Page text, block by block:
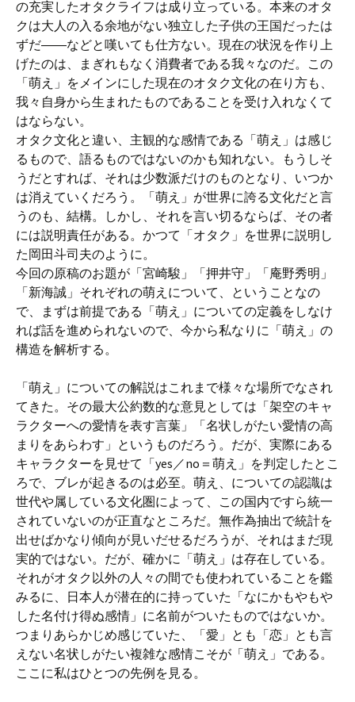
の充実したオタクライフは成り立っている。本来のオタ
クは大人の入る余地がない独立した子供の王国だったは
ずだ――などと嘆いても仕方ない。現在の状況を作り上
げたのは、まぎれもなく消費者である我々なのだ。この
「萌え」をメインにした現在のオタク文化の在り方も、
我々自身から生まれたものであることを受け入れなくて
はならない。
オタク文化と違い、主観的な感情である「萌え」は感じ
るもので、語るものではないのかも知れない。もうしそ
うだとすれば、それは少数派だけのものとなり、いつか
は消えていくだろう。「萌え」が世界に誇る文化だと言
うのも、結構。しかし、それを言い切るならば、その者
には説明責任がある。かつて「オタク」を世界に説明し
た岡田斗司夫のように。
今回の原稿のお題が「宮崎駿」「押井守」「庵野秀明」
「新海誠」それぞれの萌えについて、ということなの
で、まずは前提である「萌え」についての定義をしなけ
れば話を進められないので、今から私なりに「萌え」の
構造を解析する。
「萌え」についての解説はこれまで様々な場所でなされ
てきた。その最大公約数的な意見としては「架空のキャ
ラクターへの愛情を表す言葉」「名状しがたい愛情の高
まりをあらわす」というものだろう。だが、実際にある
キャラクターを見せて「yes／no＝萌え」を判定したとこ
ろで、ブレが起きるのは必至。萌え、についての認識は
世代や属している文化圏によって、この国内ですら統一
されていないのが正直なところだ。無作為抽出で統計を
出せばかなり傾向が見いだせるだろうが、それはまだ現
実的ではない。だが、確かに「萌え」は存在している。
それがオタク以外の人々の間でも使われていることを鑑
みるに、日本人が潜在的に持っていた「なにかもやもや
した名付け得ぬ感情」に名前がついたものではないか。
つまりあらかじめ感じていた、「愛」とも「恋」とも言
えない名状しがたい複雑な感情こそが「萌え」である。
ここに私はひとつの先例を見る。